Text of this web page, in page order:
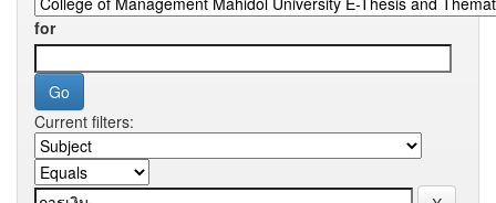
for
Current filters: